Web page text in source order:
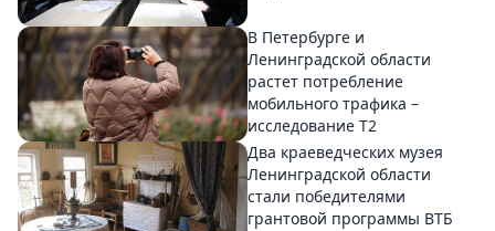
В Петербурге и
Ленинградской области
растет потребление
мобильного трафика –
исследование T2
Два краеведческих музея
Ленинградской области
стали победителями
грантовой программы ВТБ